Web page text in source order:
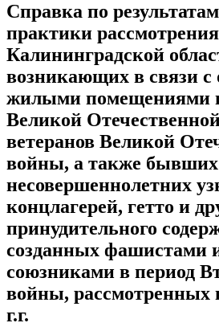
Справка по
практики
Калининградской
возникающих в связи с
жилыми помещениями
Великой
ветеранов Великой
войны, а также бывших
несовершеннолетних
концлагерей, гетто и
принудительного
созданных фашистами
союзниками в период
войны, рассмотренных
г.г.